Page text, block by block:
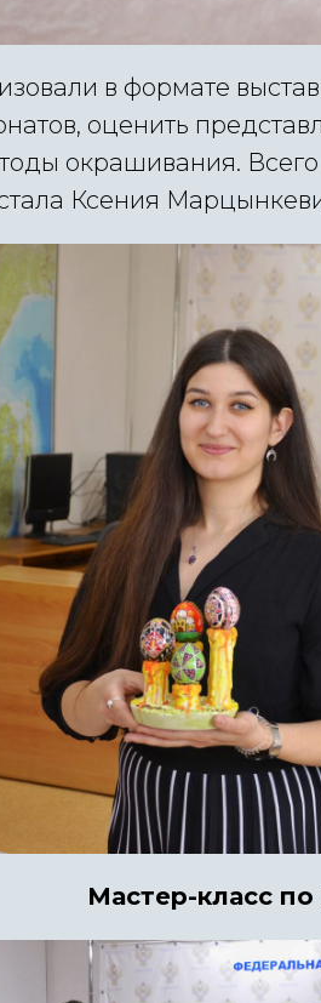
в формате
оценить
окрашивания. Всего
Ксения
Мастер-класс